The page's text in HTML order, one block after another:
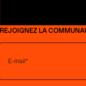
REJOIGNEZ LA